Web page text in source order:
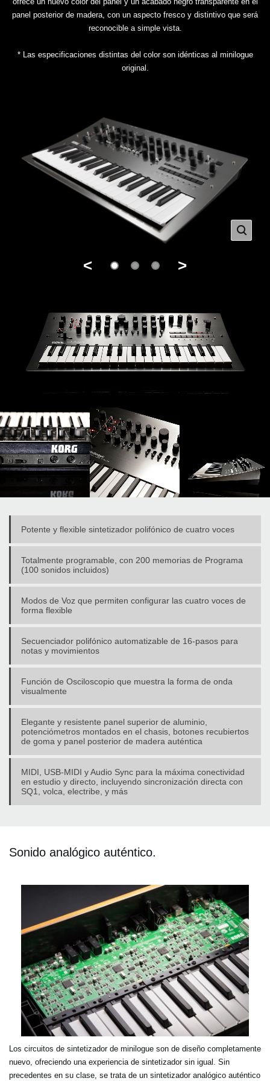
panel posterior de madera, con un aspecto fresco y distintivo que será
reconocible a simple vista.
* Las especificaciones distintas del color son idénticas al minilogue
original.
< >
Potente y flexible sintetizador polifónico de cuatro voces
Totalmente programable, con 200 memorias de Programa
(100 sonidos incluidos)
Modos de Voz que permiten configurar las cuatro voces de
forma flexible
Secuenciador polifónico automatizable de 16-pasos para
notas y movimientos
Función de Osciloscopio que muestra la forma de onda
visualmente
Elegante y resistente panel superior de aluminio,
potenciómetros montados en el chasis, botones recubiertos
de goma y panel posterior de madera auténtica
MIDI, USB-MIDI y Audio Sync para la máxima conectividad
en estudio y directo, incluyendo sincronización directa con
SQ1, volca, electribe, y más
Sonido analógico auténtico.
Los circuitos de sintetizador de minilogue son de diseño completamente
nuevo, ofreciendo una experiencia de sintetizador sin igual. Sin
precedentes en su clase, se trata de un sintetizador analógico auténtico